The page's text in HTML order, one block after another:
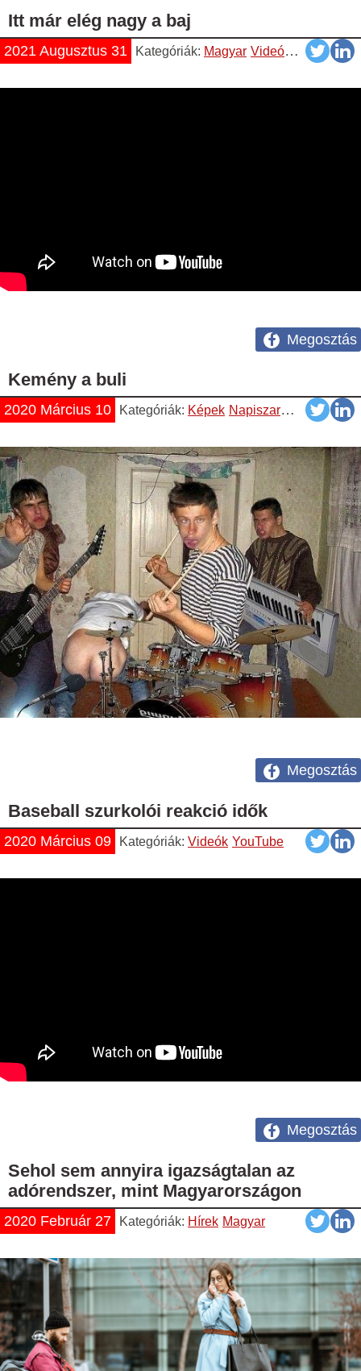
Itt már elég nagy a baj
2021 Augusztus 31 Kategóriák: Magyar Videók YouTube
Megosztás
Kemény a buli
2020 Március 10 Kategóriák: Képek Napiszar Pasik Vicces
Megosztás
Baseball szurkolói reakció idők
2020 Március 09 Kategóriák: Videók YouTube
Megosztás
Sehol sem annyira igazságtalan az
adórendszer, mint Magyarországon
2020 Február 27 Kategóriák: Hírek Magyar